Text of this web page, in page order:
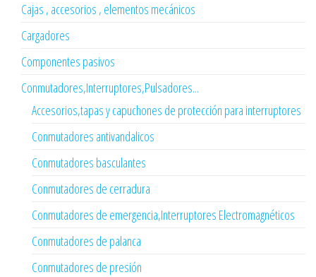
Cajas , accesorios , elementos mecánicos
Cargadores
Componentes pasivos
Conmutadores,Interruptores,Pulsadores...
Accesorios,tapas y capuchones de protección para interruptores
Conmutadores antivandalicos
Conmutadores basculantes
Conmutadores de cerradura
Conmutadores de emergencia,Interruptores Electromagnéticos
Conmutadores de palanca
Conmutadores de presión